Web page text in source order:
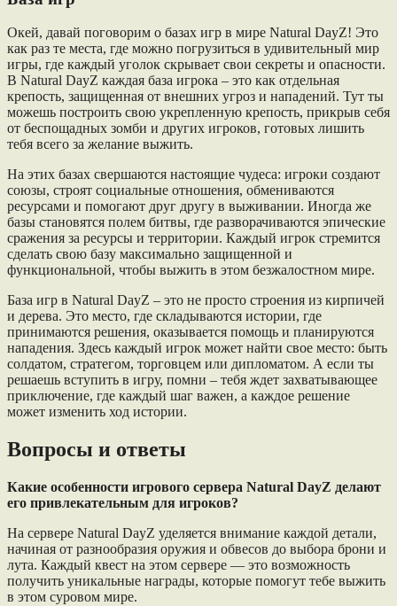
Окей, давай поговорим о базах игр в мире Natural DayZ! Это
как раз те места, где можно погрузиться в удивительный мир
игры, где каждый уголок скрывает свои секреты и опасности.
В Natural DayZ каждая база игрока – это как отдельная
крепость, защищенная от внешних угроз и нападений. Тут ты
можешь построить свою укрепленную крепость, прикрыв себя
от беспощадных зомби и других игроков, готовых лишить
тебя всего за желание выжить.
На этих базах свершаются настоящие чудеса: игроки создают
союзы, строят социальные отношения, обмениваются
ресурсами и помогают друг другу в выживании. Иногда же
базы становятся полем битвы, где разворачиваются эпические
сражения за ресурсы и территории. Каждый игрок стремится
сделать свою базу максимально защищенной и
функциональной, чтобы выжить в этом безжалостном мире.
База игр в Natural DayZ – это не просто строения из кирпичей
и дерева. Это место, где складываются истории, где
принимаются решения, оказывается помощь и планируются
нападения. Здесь каждый игрок может найти свое место: быть
солдатом, стратегом, торговцем или дипломатом. А если ты
решаешь вступить в игру, помни – тебя ждет захватывающее
приключение, где каждый шаг важен, а каждое решение
может изменить ход истории.
Вопросы и ответы
Какие особенности игрового сервера Natural DayZ делают
его привлекательным для игроков?
На сервере Natural DayZ уделяется внимание каждой детали,
начиная от разнообразия оружия и обвесов до выбора брони и
лута. Каждый квест на этом сервере — это возможность
получить уникальные награды, которые помогут тебе выжить
в этом суровом мире.